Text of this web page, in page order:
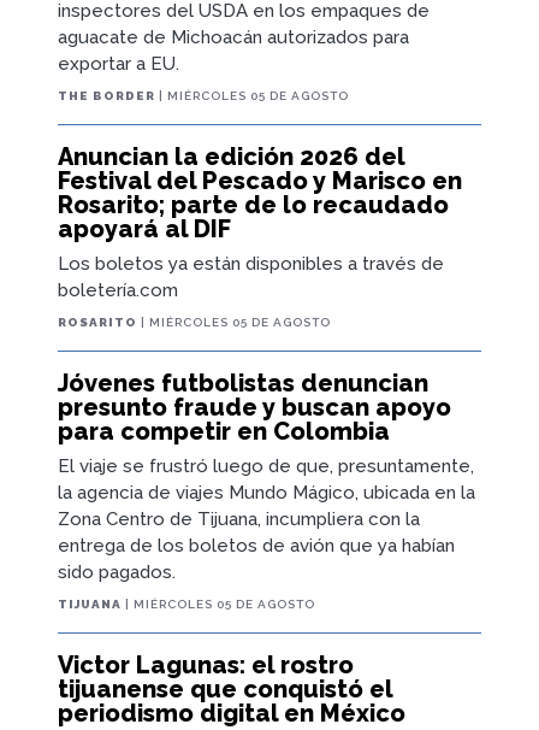
inspectores del USDA en los empaques de
aguacate de Michoacán autorizados para
exportar a EU.
THE BORDER | MIÉRCOLES 05 DE AGOSTO
Anuncian la edición 2026 del
Festival del Pescado y Marisco en
Rosarito; parte de lo recaudado
apoyará al DIF
Los boletos ya están disponibles a través de
boletería.com
ROSARITO | MIÉRCOLES 05 DE AGOSTO
Jóvenes futbolistas denuncian
presunto fraude y buscan apoyo
para competir en Colombia
El viaje se frustró luego de que, presuntamente,
la agencia de viajes Mundo Mágico, ubicada en la
Zona Centro de Tijuana, incumpliera con la
entrega de los boletos de avión que ya habían
sido pagados.
TIJUANA | MIÉRCOLES 05 DE AGOSTO
Victor Lagunas: el rostro
tijuanense que conquistó el
periodismo digital en México